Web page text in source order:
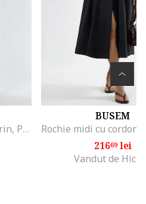
Rochie Midi Albastru Marin, Poliester, Fara Maneci, Decolteu Patrat
BUSEM
21669lei
Vandut de